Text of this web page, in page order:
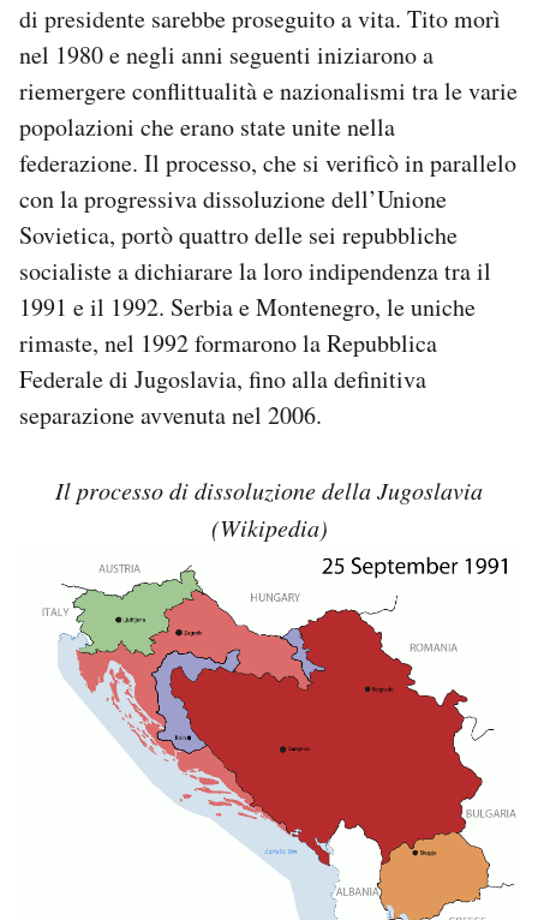
di presidente sarebbe proseguito a vita. Tito morì
nel 1980 e negli anni seguenti iniziarono a
riemergere conflittualità e nazionalismi tra le varie
popolazioni che erano state unite nella
federazione. Il processo, che si verificò in parallelo
con la progressiva dissoluzione dell’Unione
Sovietica, portò quattro delle sei repubbliche
socialiste a dichiarare la loro indipendenza tra il
1991 e il 1992. Serbia e Montenegro, le uniche
rimaste, nel 1992 formarono la Repubblica
Federale di Jugoslavia, fino alla definitiva
separazione avvenuta nel 2006.
Il processo di dissoluzione della Jugoslavia
(Wikipedia)